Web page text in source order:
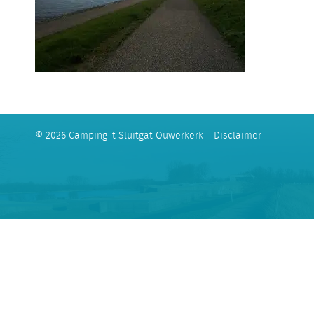
© 2026 Camping 't Sluitgat Ouwerkerk Disclaimer